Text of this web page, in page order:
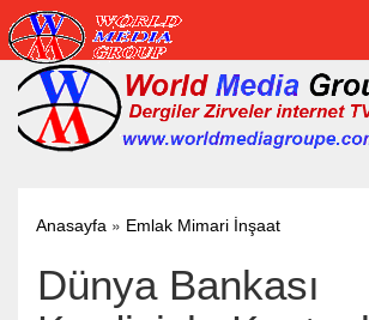
Anasayfa » Emlak Mimari İnşaat
Dünya Bankası